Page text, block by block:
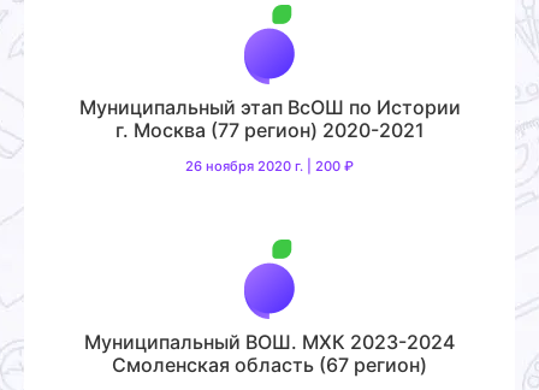
Муниципальный этап ВсОШ по Истории
г. Москва (77 регион) 2020-2021
26 ноября 2020 г. | 200 ₽
Муниципальный ВОШ. МХК 2023-2024
Смоленская область (67 регион)